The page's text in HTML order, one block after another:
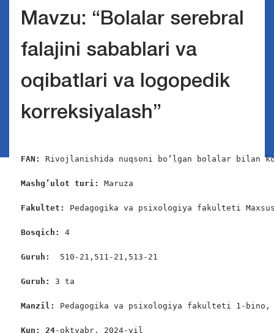
Mavzu: “Bolalar serebral
falajini sabablari va
oqibatlari va logopedik
korreksiyalash”
FAN: Rivojlanishida nuqsoni boʻlgan bolalar bilan
Mashg’ulot turi: Maruza
Fakultet: Pedagogika va psixologiya fakulteti
Bosqich: 4
Guruh: 510-21,511-21,513-21
Guruh: 3 ta
Manzil: Pedagogika va psixologiya fakulteti 1-
Kun: 24-oktyabr, 2024-yil